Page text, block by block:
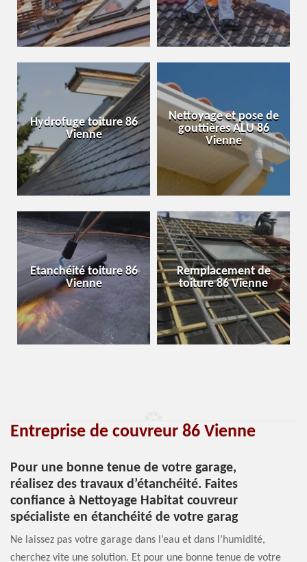
Hydrofuge toiture 86
Vienne
Nettoyage et pose de
gouttières ALU 86
Vienne
Etanchéité toiture 86
Vienne
Remplacement de
toiture 86 Vienne
Entreprise de couvreur 86 Vienne
Pour une bonne tenue de votre garage,
réalisez des travaux d’étanchéité. Faites
confiance à Nettoyage Habitat couvreur
spécialiste en étanchéité de votre garag
Ne laissez pas votre garage dans l’eau et dans l’humidité,
cherchez vite une solution. Et pour une bonne tenue de votre